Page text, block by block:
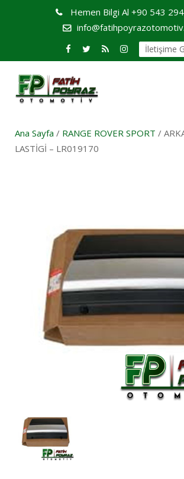
Hemen Bilgi Al +90 543
İletişime
Ana Sayfa / RANGE ROVER SPORT /
LASTİGİ – LR019170